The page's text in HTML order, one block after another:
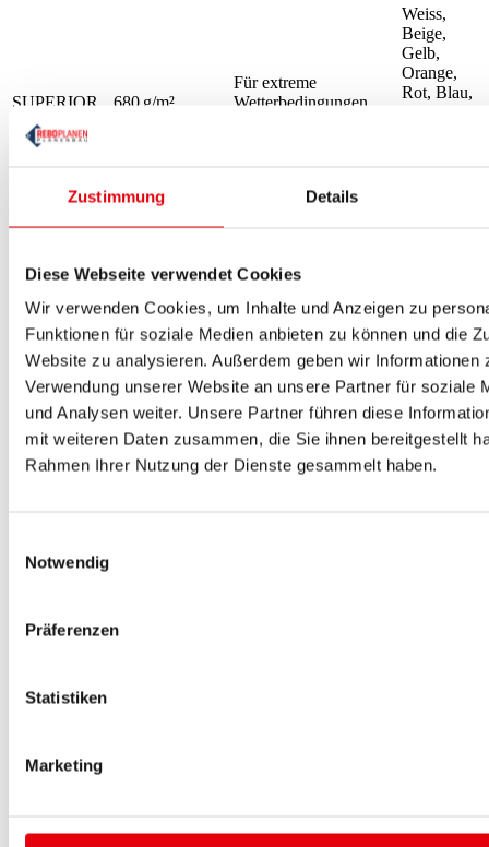
Zustimmung Details
Diese Webseite verwendet Cookies
Wir verwenden Cookies, um Inhalte und Anzeigen zu
Funktionen für soziale Medien anbieten zu können und die
Website zu analysieren. Außerdem geben wir Informationen
Verwendung unserer Website an unsere Partner für soziale
und Analysen weiter. Unsere Partner führen diese
mit weiteren Daten zusammen, die Sie ihnen bereitgestellt
Rahmen Ihrer Nutzung der Dienste gesammelt haben.
Notwendig
Präferenzen
Statistiken
Marketing
SUPERIOR 680 g/m²
Für extreme
Wetterbedingungen
Weiss,
Beige,
Gelb,
Orange,
Rot, Blau,
Unterschiedliche Ösenabstände (alle 30 oder 50 cm)
Zusatzoptionen wie Expanderseile zur besseren Fixierung
Diese Auswahlmöglichkeiten ermöglichen es Ihnen, die
Abdeckplane exakt auf Ihre Bedürfnisse abzustimmen und den
optimalen Schutz zu gewährleisten.
Roller-Abdeckplane nach Maß – flexibel
konfigurieren und bestellen
und Höhe – und rechnen Sie 2–3 cm zusätzlich für den Saum ein.
Verschlussart.
Material und Farbe auswählen:
BASIC oder STANDARD und wählen Sie Ihren
Ösen und fügen Sie Extras wie Verschlussarten oder